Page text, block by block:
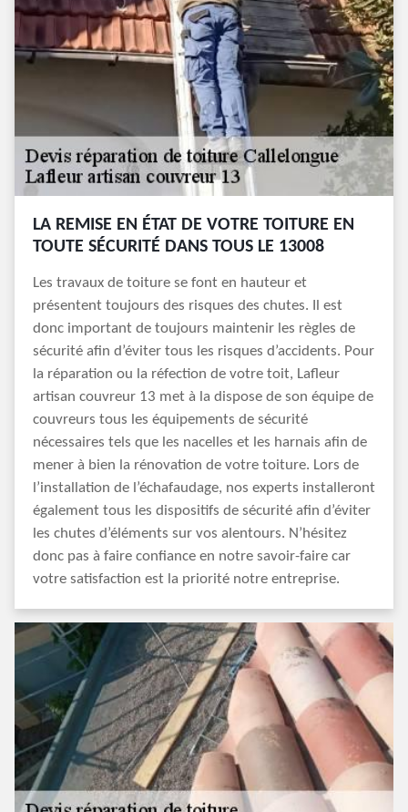
LA REMISE EN ÉTAT DE VOTRE TOITURE EN
TOUTE SÉCURITÉ DANS TOUS LE 13008
Les travaux de toiture se font en hauteur et
présentent toujours des risques des chutes. Il est
donc important de toujours maintenir les règles de
sécurité afin d’éviter tous les risques d’accidents. Pour
la réparation ou la réfection de votre toit, Lafleur
artisan couvreur 13 met à la dispose de son équipe de
couvreurs tous les équipements de sécurité
nécessaires tels que les nacelles et les harnais afin de
mener à bien la rénovation de votre toiture. Lors de
l’installation de l’échafaudage, nos experts installeront
également tous les dispositifs de sécurité afin d’éviter
les chutes d’éléments sur vos alentours. N’hésitez
donc pas à faire confiance en notre savoir-faire car
votre satisfaction est la priorité notre entreprise.